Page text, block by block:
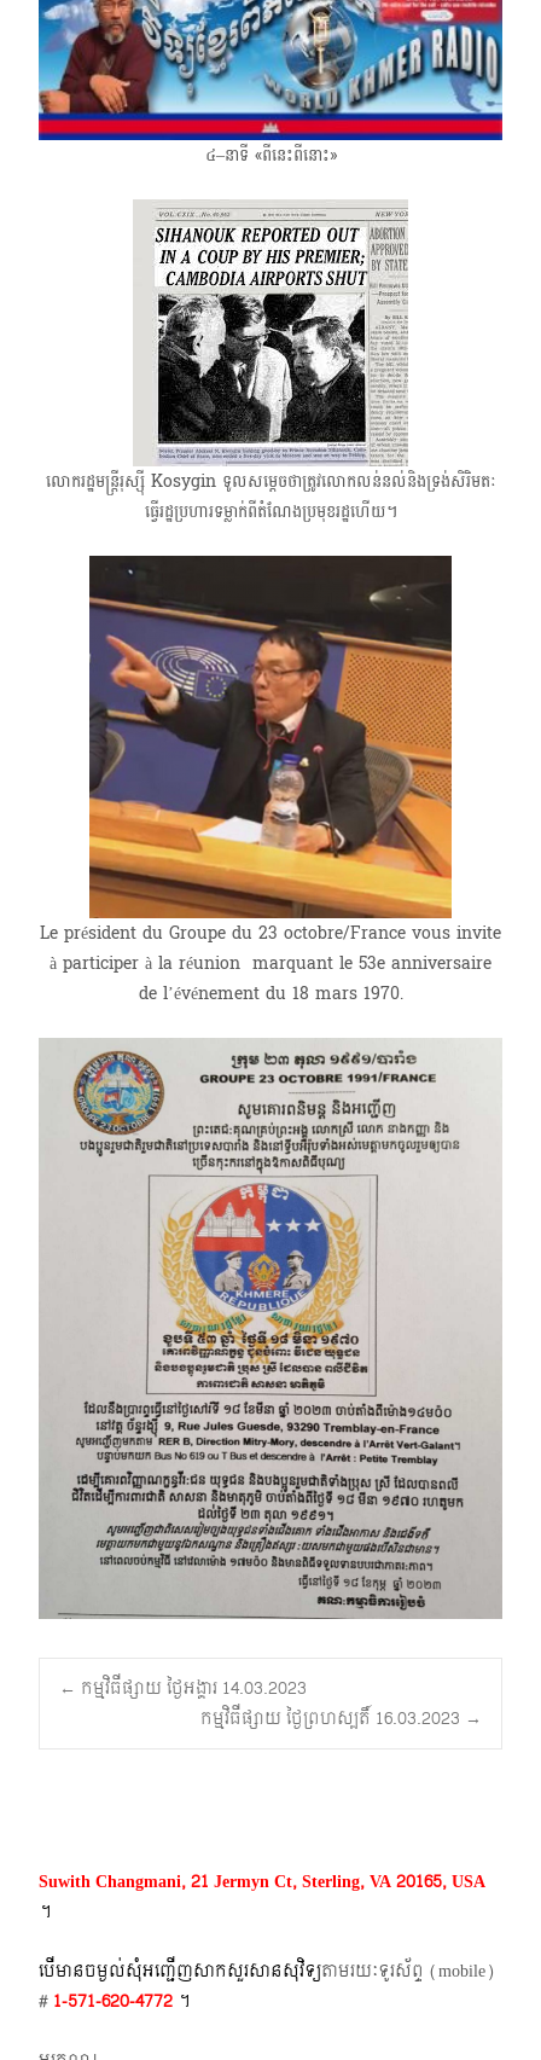
៤–នាទី «ពីនេះពីនោះ»
លោករដ្ឋមន្ត្រីរុស្ស៊ី Kosygin ទូលសម្ដេចថាត្រូវ​លោក​លន់នល់​និងទ្រង់សិរិមតៈ
ធ្វើរដ្ឋប្រហារទម្លាក់ពីតំណែងប្រមុខរដ្ឋហើយ។
Le président du Groupe du 23 octobre/France vous invite
à participer à la réunion ​​​​ marquant le 53e anniversaire
de l’événement du 18 mars 1970.
Post
navigation
← កម្មវិធីផ្សាយ ថ្ងៃអង្គារ 14.03.2023
កម្មវិធីផ្សាយ ថ្ងៃព្រហស្បតិ៍ 16.03.2023 →
Suwith Changmani, 21 Jermyn Ct, Sterling, VA 20165, USA
។​
បើមានចម្ងល់​សុំអញ្ជើញសាកសួរសានសុវិទ្យតាមរយៈទូរស័ព្ទ​ (mobile)​
# 1-571-620-4772​ ។